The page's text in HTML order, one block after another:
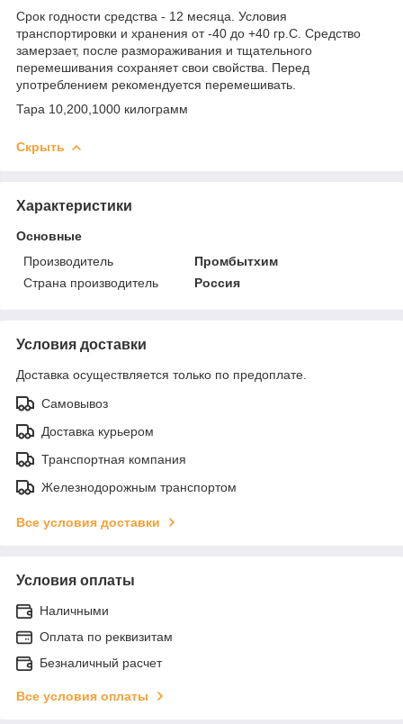
Срок годности средства - 12 месяца. Условия
транспортировки и хранения от -40 до +40 гр.С. Средство
замерзает, после размораживания и тщательного
перемешивания сохраняет свои свойства. Перед
употреблением рекомендуется перемешивать.
Тара 10,200,1000 килограмм
Скрыть
Характеристики
Основные
Производитель
Промбытхим
Страна производитель
Россия
Условия доставки
Доставка осуществляется только по предоплате.
Самовывоз
Доставка курьером
Транспортная компания
Железнодорожным транспортом
Все условия доставки
Условия оплаты
Наличными
Оплата по реквизитам
Безналичный расчет
Все условия оплаты